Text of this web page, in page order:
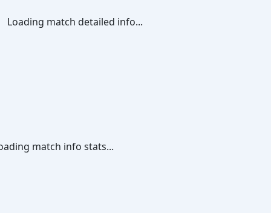
Loading match detailed info...
match info stats...